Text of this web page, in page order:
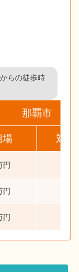
らの徒歩時
那覇市
場 対象
円
円
円